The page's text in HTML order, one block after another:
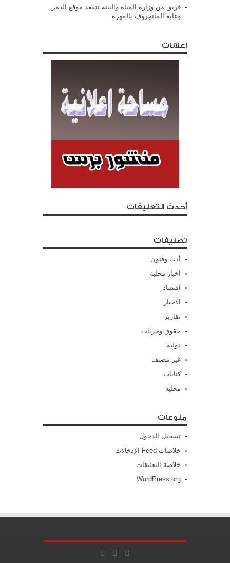
فريق من وزارة المياه والبيئة تتفقد موقع الدمر
وغابة المانجروف بالمهرة
إعلانات
أحدث التعليقات
تصنيفات
أدب وفنون
اخبار محلية
اقتصاد
الاخبار
تقارير
حقوق وحريات
دولية
غير مصنف
كتابات
محلية
منوعات
تسجيل الدخول
خلاصات Feed الإدخالات
خلاصة التعليقات
WordPress.org